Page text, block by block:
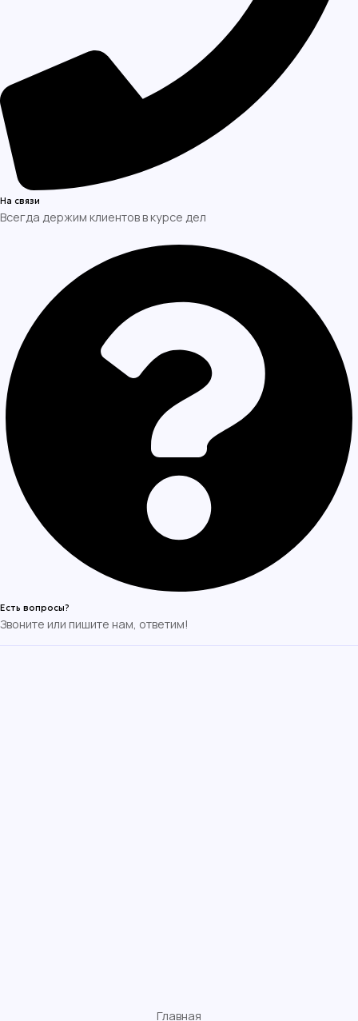
На связи
Всегда держим клиентов в курсе дел
Есть вопросы?
Звоните или пишите нам, ответим!
Главная